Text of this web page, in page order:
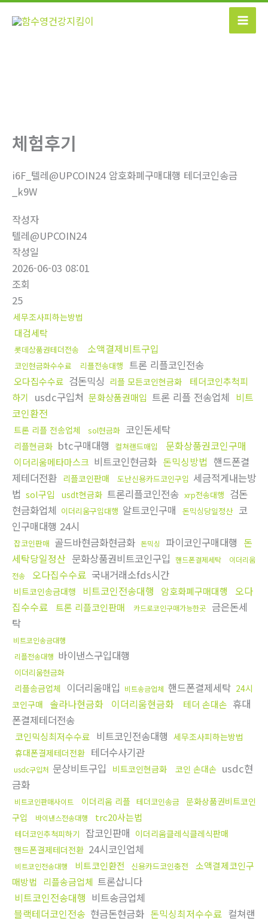
콘
체험후기
i6F_텔레@UPCOIN24 암호화폐구매대행 테더코인송금
_k9W
작성자
텔레@UPCOIN24
작성일
2026-06-03 08:01
조회
25
세무조사피하는방법
대검세탁
롯데상품권테더전송 소액결제비트구입
코인현금화수수료 리플전송대행 트론 리플코인전송
오다집수수료 검돈믹싱 리플 모든코인현금화
테더코인추척피
하기
usdc구입처 문화상품권매입 트론 리플 전송업체 비트
코인환전
트론 리플 전송업체 sol현금화 코인돈세탁
리플현금화 btc구매대행 컬쳐랜드매입 문화상품권코인구매
이더리움메타마스크 비트코인현금화 돈믹싱방법 핸드폰결
제테더전환 리플코인판매 도난신용카드코인구입 세금적게내는방
법 sol구입 usdt현금화 트론리플코인전송 xrp전송대행 검돈
현금화업체 이더리움구입대행 알트코인구매 돈믹싱당일정산 코
인구매대행 24시
잡코인판매 골드바현금화현금화 돈믹싱 파이코인구매대행 돈
세탁당일정산 문화상품권비트코인구입 핸드폰결제세탁
이더리움
전송
오다집수수료 국내거래소fds시간
비트코인송금대행 비트코인전송대행 암호화폐구매대행
오다
집수수료
트론 리플코인판매 카드로코인구매가능한곳
금은돈세
탁
비트코인송금대행
리플전송대행 바이낸스구입대행
이더리움현금화
리플송금업체 이더리움매입 비트송금업체 핸드폰결제세탁 24시
코인구매
솔라나현금화 이더리움현금화 테더 손대손 휴대
폰결제테더전송
코인믹싱최저수수료 비트코인전송대행 세무조사피하는방법
휴대폰결제테더전환 테더수사기관
usdc구입처 문상비트구입 비트코인현금화 코인 손대손 usdc현
금화
비트코인판매사이트 이더리움 리플 테더코인송금
문화상품권비트코인
구입
바이낸스전송대행 trc20사는법
테더코인추척피하기 잡코인판매 이더리움클레식클레식판매
핸드폰결제테더전환 24시코인업체
비트코인전송대행 비트코인환전 신용카드코인충전
소액결제코인구
매방법 리플송금업체 트론삽니다
비트코인전송대행 비트송금업체
블랙테더코인전송 현금돈현금화 돈믹싱최저수수료 컬쳐랜